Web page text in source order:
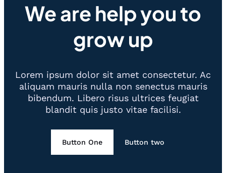
We are help you to
grow up
Lorem ipsum dolor sit amet consectetur. Ac
aliquam mauris nulla non senectus mauris
bibendum. Libero risus ultrices feugiat
blandit quis justo vitae facilisi.
Button One Button two